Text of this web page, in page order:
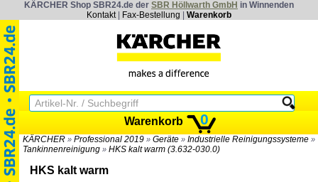
KÄRCHER Shop SBR24.de der SBR Höllwarth GmbH in Winnenden
Kontakt| Fax-Bestellung Warenkorb
Warenkorb 0
KÄRCHER » Professional 2019 » Geräte » Industrielle Reinigungssysteme »
Tankinnenreinigung » HKS kalt warm (3.632-030.0)
HKS kalt warm